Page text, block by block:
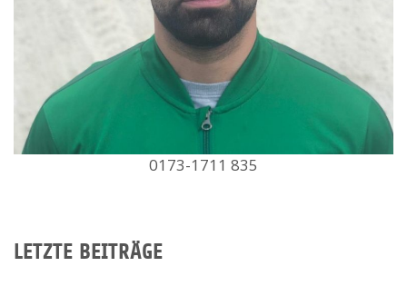
0173-1711 835
LETZTE BEITRÄGE